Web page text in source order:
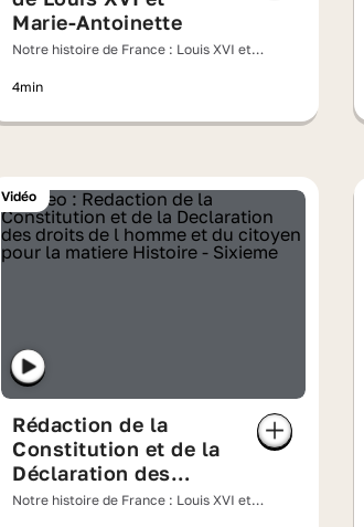
Marie-Antoinette
Notre histoire de France : Louis XVI et
4min
Vidéo
Rédaction de la
Constitution et de la
Déclaration des
droits de l'homme et
Notre histoire de France : Louis XVI et